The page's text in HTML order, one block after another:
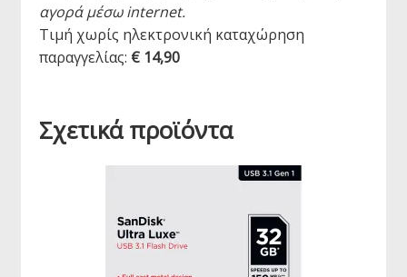
αγορά μέσω internet.
Τιμή χωρίς ηλεκτρονική καταχώρηση
παραγγελίας: € 14,90
Σχετικά προϊόντα